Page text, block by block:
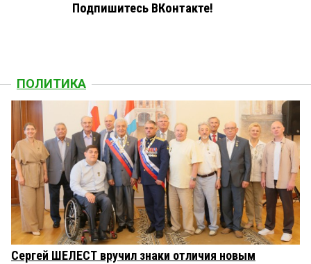
Подпишитесь ВКонтакте!
ПОЛИТИКА
Сергей ШЕЛЕСТ вручил знаки отличия новым